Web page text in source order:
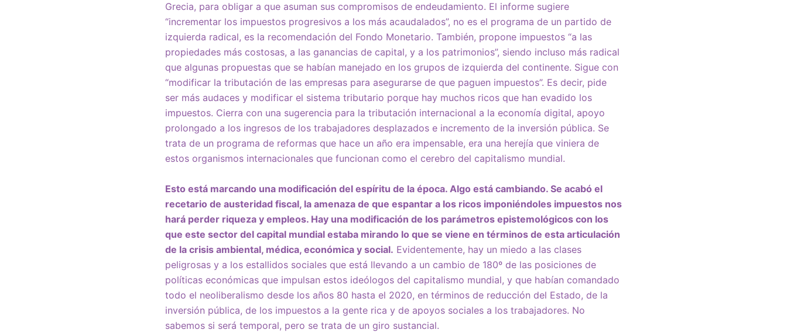
Grecia, para obligar a que asuman sus compromisos de endeudamiento. El informe sugiere
“incrementar los impuestos progresivos a los más acaudalados”, no es el programa de un partido de
izquierda radical, es la recomendación del Fondo Monetario. También, propone impuestos “a las
propiedades más costosas, a las ganancias de capital, y a los patrimonios”, siendo incluso más radical
que algunas propuestas que se habían manejado en los grupos de izquierda del continente. Sigue con
“modificar la tributación de las empresas para asegurarse de que paguen impuestos”. Es decir, pide
ser más audaces y modificar el sistema tributario porque hay muchos ricos que han evadido los
impuestos. Cierra con una sugerencia para la tributación internacional a la economía digital, apoyo
prolongado a los ingresos de los trabajadores desplazados e incremento de la inversión pública. Se
trata de un programa de reformas que hace un año era impensable, era una herejía que viniera de
estos organismos internacionales que funcionan como el cerebro del capitalismo mundial.
Esto está marcando una modificación del espíritu de la época. Algo está cambiando. Se acabó el
recetario de austeridad fiscal, la amenaza de que espantar a los ricos imponiéndoles impuestos nos
hará perder riqueza y empleos. Hay una modificación de los parámetros epistemológicos con los
que este sector del capital mundial estaba mirando lo que se viene en términos de esta articulación
de la crisis ambiental, médica, económica y social. Evidentemente, hay un miedo a las clases
peligrosas y a los estallidos sociales que está llevando a un cambio de 180º de las posiciones de
políticas económicas que impulsan estos ideólogos del capitalismo mundial, y que habían comandado
todo el neoliberalismo desde los años 80 hasta el 2020, en términos de reducción del Estado, de la
inversión pública, de los impuestos a la gente rica y de apoyos sociales a los trabajadores. No
sabemos si será temporal, pero se trata de un giro sustancial.